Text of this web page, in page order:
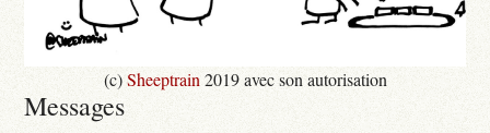
(c)Sheeptrain 2019 avec son autorisation
Messages